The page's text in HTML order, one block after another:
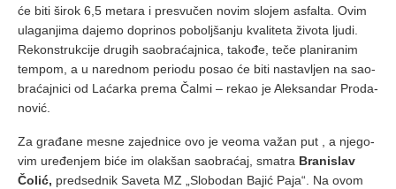
će bi­ti ši­rok 6,5 me­ta­ra i pre­svu­čen no­vim slo­jem as­fal­ta. Ovim
ula­ga­nji­ma da­je­mo do­pri­nos po­bolj­ša­nju kva­li­te­ta ži­vo­ta lju­di.
Re­kon­struk­ci­je dru­gih sa­o­bra­ćaj­ni­ca, ta­ko­đe, te­če pla­ni­ra­nim
tem­pom, a u na­red­nom pe­ri­o­du po­sao će bi­ti na­sta­vljen na sa­o­
bra­ćaj­ni­ci od La­ćar­ka pre­ma Čal­mi – re­kao je Alek­san­dar Pro­da­
no­vić.
Za gra­đa­ne me­sne za­jed­ni­ce ovo je ve­o­ma va­žan put , a nje­go­
vim ure­đe­njem bi­će im olak­šan sa­o­bra­ćaj, sma­tra Bra­ni­slav
Čo­lić, pred­sed­nik Sa­ve­ta MZ „Slo­bo­dan Ba­jić Pa­ja“. Na ovom